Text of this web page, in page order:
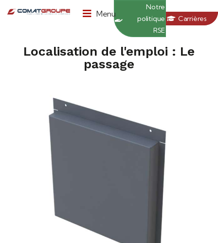
Menu
Notre
politique
RSE
Carrières
Localisation de l'emploi : Le
passage